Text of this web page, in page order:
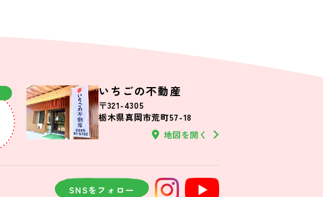
いちごの不動産
〒321-4305
栃木県真岡市荒町57-18
地図を開く
SNSをフォロー